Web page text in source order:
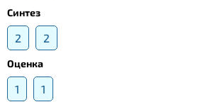
Синтез
2 2
Оценка
1 1